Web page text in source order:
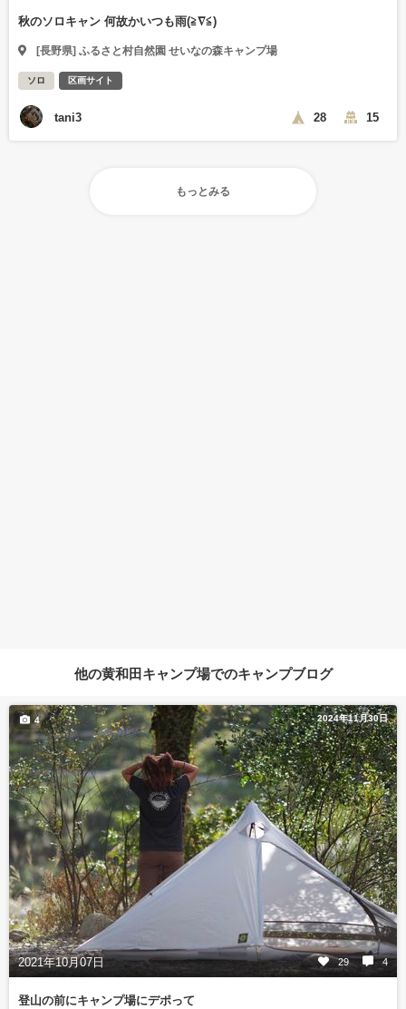
秋のソロキャン 何故かいつも雨(≧∇≦)
[長野県] ふるさと村自然園 せいなの森キャンプ場
ソロ 区画サイト
tani3 28 15
もっとみる
他の黄和田キャンプ場でのキャンプブログ
2024年11月30日
2021年10月07日 29 4
4
登山の前にキャンプ場にデポって